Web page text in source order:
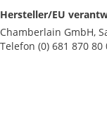
Hersteller/EU
Chamberlain GmbH,
Telefon (0) 681 870